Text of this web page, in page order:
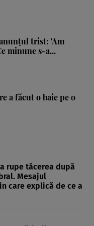
trist: 'Am
minune s-a...
a făcut o baie pe o
rupe tăcerea după
Mesajul
care explică de ce a